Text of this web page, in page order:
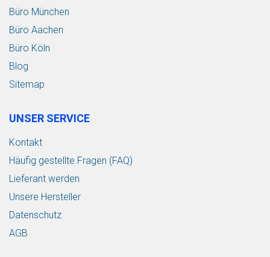
Büro München
Büro Aachen
Büro Köln
Blog
Sitemap
UNSER SERVICE
Kontakt
Häufig gestellte Fragen (FAQ)
Lieferant werden
Unsere Hersteller
Datenschutz
AGB